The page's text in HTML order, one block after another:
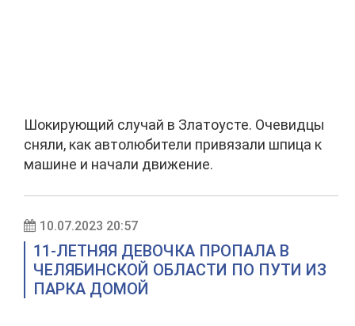
Шокирующий случай в Златоусте. Очевидцы
сняли, как автолюбители привязали шпица к
машине и начали движение.
10.07.2023 20:57
11-ЛЕТНЯЯ ДЕВОЧКА ПРОПАЛА В
ЧЕЛЯБИНСКОЙ ОБЛАСТИ ПО ПУТИ ИЗ
ПАРКА ДОМОЙ